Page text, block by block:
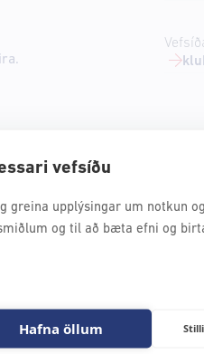
vefsíðu
greina upplýsingar um notkun
og til að bæta efni og
Hafna öllum